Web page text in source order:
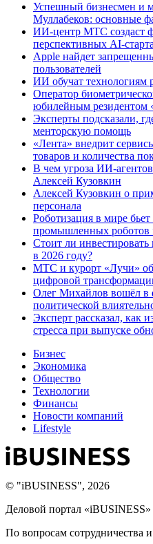
Успешный бизнесмен и
Муллабеков: основные
ИИ-центр МТС создаст
перспективных AI-
Apple найдет
пользователей
ИИ обучат технологиям
Оператор
юбилейным резидентом
Эксперты подсказали,
менторскую помощь
«Лента» внедрит
товаров и количества
В чем угроза ИИ-агентов
Алексей Кузовкин
Алексей Кузовкин о
персонала
Роботизация в мире
промышленных роботов
Стоит ли
в 2026 году?
МТС и курорт «Лучи»
цифровой
Олег Михайлов вошёл в
политической
Эксперт рассказал, как
стресса при выпуске
Бизнес
Экономика
Общество
Технологии
Финансы
Новости компаний
Lifestyle
© "iBUSINESS", 2026
Деловой портал «iBUSINESS»
По вопросам сотрудничества